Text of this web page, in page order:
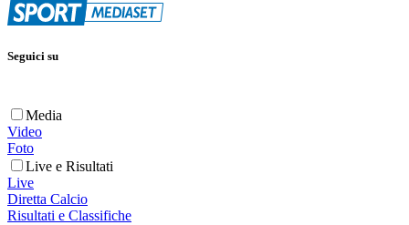
Seguici su
Media
Video
Foto
Live e Risultati
Live
Diretta Calcio
Risultati e Classifiche